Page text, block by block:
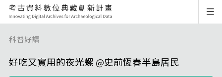
科普好讀
好吃又實用的夜光螺 @史前恆春半島居民